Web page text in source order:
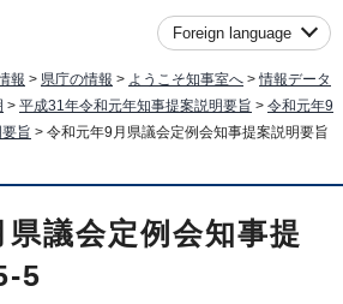
Foreign language
報 > 県庁の情報 > ようこそ知事室へ >情報データ
> 平成31年令和元年知事提案説明要旨 > 令和元年9
旨 > 令和元年9月県議会定例会知事提案説明要旨
議会定例会知事提
5